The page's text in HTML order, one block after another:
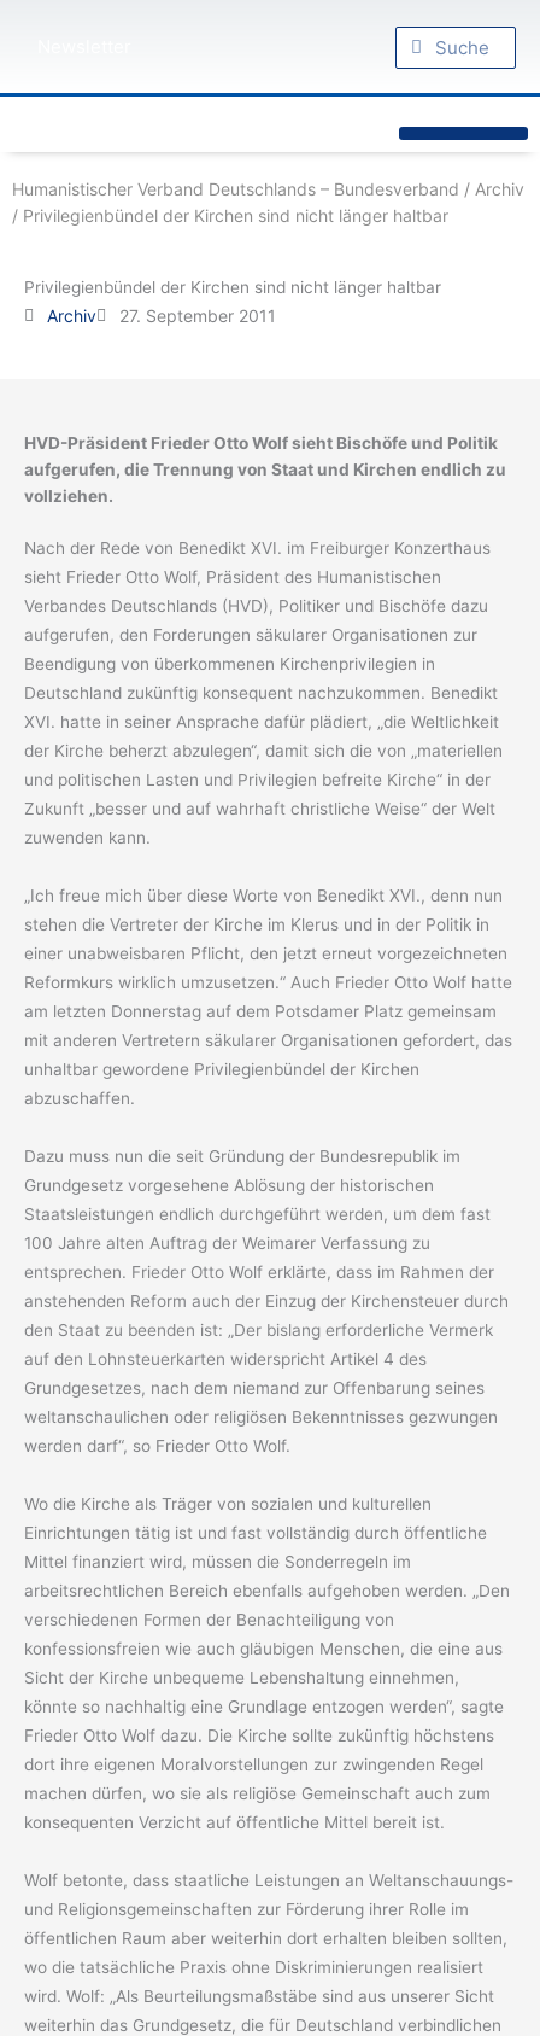
Suche
Suche
Humanistischer Verband Deutschlands – Bundesverband / Archiv
/ Privilegienbündel der Kirchen sind nicht länger haltbar
Privilegienbündel der Kirchen sind nicht länger haltbar
Archiv 27. September 2011
HVD-Präsident Frieder Otto Wolf sieht Bischöfe und Politik
aufgerufen, die Trennung von Staat und Kirchen endlich zu
vollziehen.
Nach der Rede von Benedikt XVI. im Freiburger Konzerthaus
sieht Frieder Otto Wolf, Präsident des Humanistischen
Verbandes Deutschlands (HVD), Politiker und Bischöfe dazu
aufgerufen, den Forderungen säkularer Organisationen zur
Beendigung von überkommenen Kirchenprivilegien in
Deutschland zukünftig konsequent nachzukommen. Benedikt
XVI. hatte in seiner Ansprache dafür plädiert, „die Weltlichkeit
der Kirche beherzt abzulegen“, damit sich die von „materiellen
und politischen Lasten und Privilegien befreite Kirche“ in der
Zukunft „besser und auf wahrhaft christliche Weise“ der Welt
zuwenden kann.
„Ich freue mich über diese Worte von Benedikt XVI., denn nun
stehen die Vertreter der Kirche im Klerus und in der Politik in
einer unabweisbaren Pflicht, den jetzt erneut vorgezeichneten
Reformkurs wirklich umzusetzen.“ Auch Frieder Otto Wolf hatte
am letzten Donnerstag auf dem Potsdamer Platz gemeinsam
mit anderen Vertretern säkularer Organisationen gefordert, das
unhaltbar gewordene Privilegienbündel der Kirchen
abzuschaffen.
Dazu muss nun die seit Gründung der Bundesrepublik im
Grundgesetz vorgesehene Ablösung der historischen
Staatsleistungen endlich durchgeführt werden, um dem fast
100 Jahre alten Auftrag der Weimarer Verfassung zu
entsprechen. Frieder Otto Wolf erklärte, dass im Rahmen der
anstehenden Reform auch der Einzug der Kirchensteuer durch
den Staat zu beenden ist: „Der bislang erforderliche Vermerk
auf den Lohnsteuerkarten widerspricht Artikel 4 des
Grundgesetzes, nach dem niemand zur Offenbarung seines
weltanschaulichen oder religiösen Bekenntnisses gezwungen
werden darf“, so Frieder Otto Wolf.
Wo die Kirche als Träger von sozialen und kulturellen
Einrichtungen tätig ist und fast vollständig durch öffentliche
Mittel finanziert wird, müssen die Sonderregeln im
arbeitsrechtlichen Bereich ebenfalls aufgehoben werden. „Den
verschiedenen Formen der Benachteiligung von
konfessionsfreien wie auch gläubigen Menschen, die eine aus
Sicht der Kirche unbequeme Lebenshaltung einnehmen,
könnte so nachhaltig eine Grundlage entzogen werden“, sagte
Frieder Otto Wolf dazu. Die Kirche sollte zukünftig höchstens
dort ihre eigenen Moralvorstellungen zur zwingenden Regel
machen dürfen, wo sie als religiöse Gemeinschaft auch zum
konsequenten Verzicht auf öffentliche Mittel bereit ist.
Wolf betonte, dass staatliche Leistungen an Weltanschauungs-
und Religionsgemeinschaften zur Förderung ihrer Rolle im
öffentlichen Raum aber weiterhin dort erhalten bleiben sollten,
wo die tatsächliche Praxis ohne Diskriminierungen realisiert
wird. Wolf: „Als Beurteilungsmaßstäbe sind aus unserer Sicht
weiterhin das Grundgesetz, die für Deutschland verbindlichen